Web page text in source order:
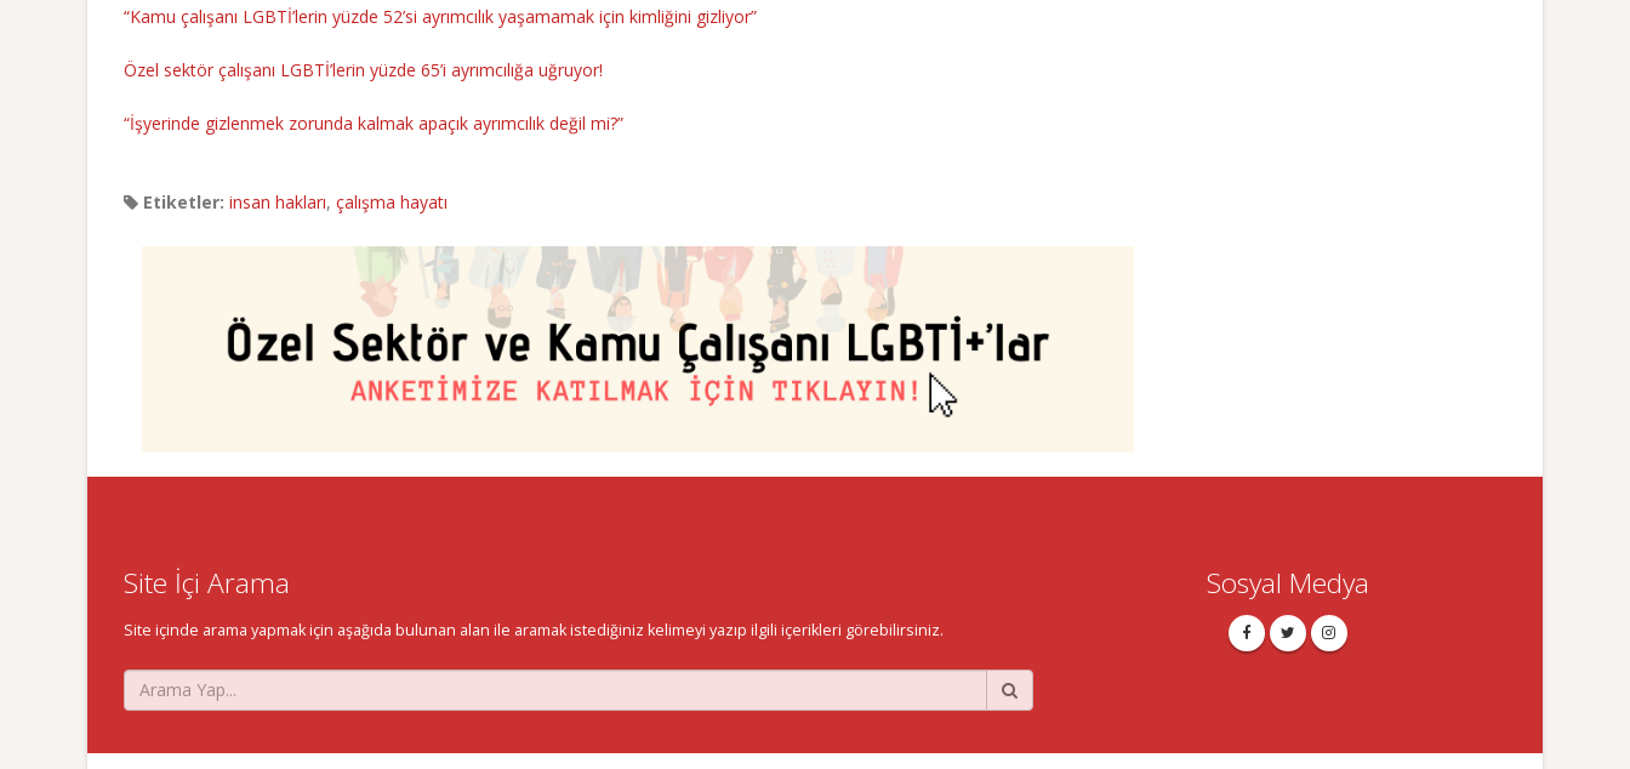
“Kamu çalışanı LGBTİ’lerin yüzde 52’si ayrımcılık yaşamamak için kimliğini gizliyor”
Özel sektör çalışanı LGBTİ’lerin yüzde 65’i ayrımcılığa uğruyor!
“İşyerinde gizlenmek zorunda kalmak apaçık ayrımcılık değil mi?”
Etiketler: insan hakları, çalışma hayatı
Site İçi Arama
Site içinde arama yapmak için aşağıda bulunan alan ile aramak istediğiniz kelimeyi yazıp ilgili içerikleri görebilirsiniz.
Sosyal Medya